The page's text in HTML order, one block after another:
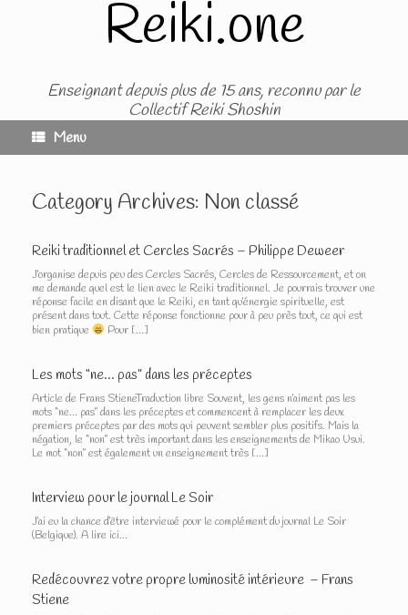
Reiki.one
Enseignant depuis plus de 15 ans, reconnu par le
Collectif Reiki Shoshin
Menu
Category Archives: Non classé
Reiki traditionnel et Cercles Sacrés – Philippe Deweer
J’organise depuis peu des Cercles Sacrés, Cercles de Ressourcement, et on
me demande quel est le lien avec le Reiki traditionnel. Je pourrais trouver une
réponse facile en disant que le Reiki, en tant qu’énergie spirituelle, est
présent dans tout. Cette réponse fonctionne pour à peu près tout, ce qui est
bien pratique
Pour […]
Les mots “ne… pas” dans les préceptes
Article de Frans StieneTraduction libre Souvent, les gens n’aiment pas les
mots “ne… pas” dans les préceptes et commencent à remplacer les deux
premiers préceptes par des mots qui peuvent sembler plus positifs. Mais la
négation, le “non” est très important dans les enseignements de Mikao Usui.
Le mot “non” est également un enseignement très […]
Interview pour le journal Le Soir
J’ai eu la chance d’être interviewé pour le complément du journal Le Soir
(Belgique). A lire ici…
Redécouvrez votre propre luminosité intérieure – Frans
Stiene